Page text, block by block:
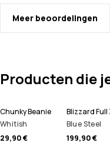
Meer beoordelingen
Producten die
Chunky Beanie
Whitish
29,90 €
Blue Steel
199,90 €